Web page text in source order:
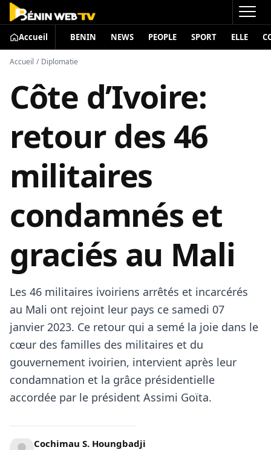
Accueil BENIN NEWS PEOPLE SPORT ELLE
Accueil / Diplomatie
Côte d’Ivoire:
retour des 46
militaires
condamnés et
graciés au Mali
Les 46 militaires ivoiriens arrêtés et incarcérés
au Mali ont rejoint leur pays ce samedi 07
janvier 2023. Ce retour qui a semé la joie dans le
cœur des familles des militaires et du
gouvernement ivoirien, intervient après leur
condamnation et la grâce présidentielle
accordée par le président Assimi Goïta.
Cochimau S. Houngbadji